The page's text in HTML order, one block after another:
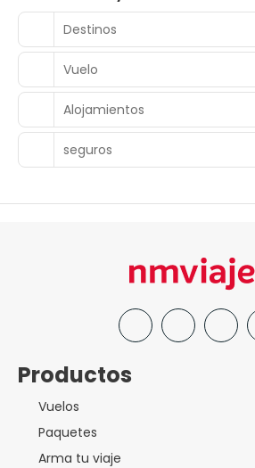
Destinos
Vuelo
Alojamientos
seguros
Productos
Vuelos
Paquetes
Arma tu viaje